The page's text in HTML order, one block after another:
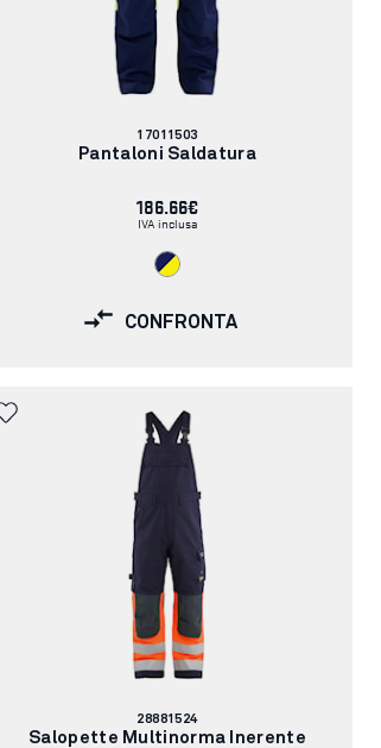
Codice
articolo:
17011503
Pantaloni Saldatura
186.66€
IVA inclusa
CONFRONTA
Codice
articolo:
28881524
Salopette Multinorma Inerente